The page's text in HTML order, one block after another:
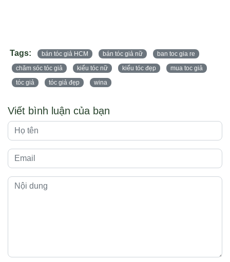
Tags: bán tóc giả HCM bán tóc giả nữ
ban toc gia re
chăm sóc tóc giả
kiểu tóc nữ kiểu tóc đẹp
mua toc giả
tóc giả
tóc giả đẹp wina
Viết bình luận của bạn